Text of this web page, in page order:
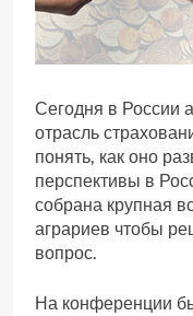
Сегодня в России
отрасль
понять, как оно
перспективы в
собрана крупная
аграриев чтобы
вопрос.
На конференции